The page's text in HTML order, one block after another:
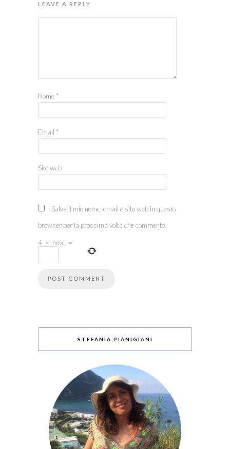
LEAVE A REPLY
Nome *
Email *
Sito web
Salva il mio nome, email e sito web in questo
browser per la prossima volta che commento.
4 × nove =
STEFANIA PIANIGIANI